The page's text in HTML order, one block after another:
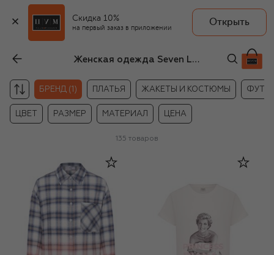
Скидка 10%
на первый заказ в приложении
Открыть
Женская одежда Seven Lab
БРЕНД (1) ПЛАТЬЯ ЖАКЕТЫ И КОСТЮМЫ
ЦВЕТ РАЗМЕР МАТЕРИАЛ ЦЕНА
135 товаров